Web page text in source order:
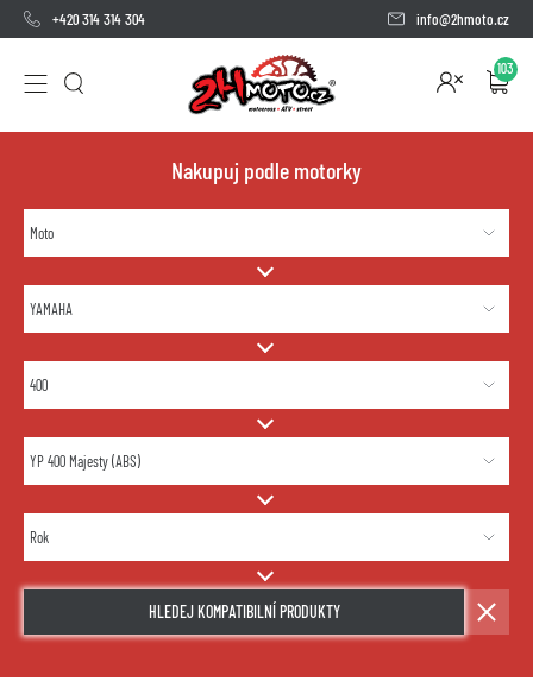
+420 314 314 304 info@2hmoto.cz
103
Nakupuj podle motorky
HLEDEJ KOMPATIBILNÍ PRODUKTY